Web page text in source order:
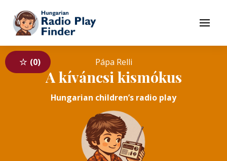
To contents
Menu
0 Pápa Relli
A kíváncsi kismókus
Hungarian children’s radio play